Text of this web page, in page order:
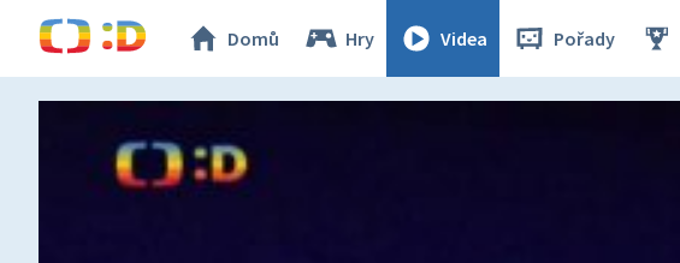
Domů Hry Videa Pořady